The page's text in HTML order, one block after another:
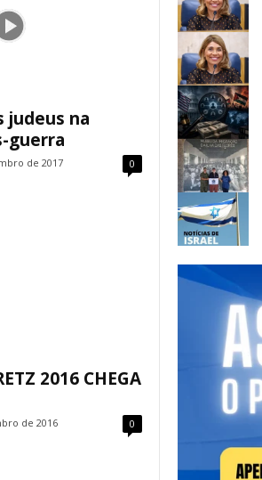
judeus na
guerra
de 2017 0
2016 CHEGA
de 2016 0